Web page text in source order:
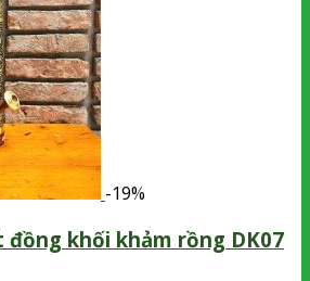
-19%
khối khảm rồng DK07